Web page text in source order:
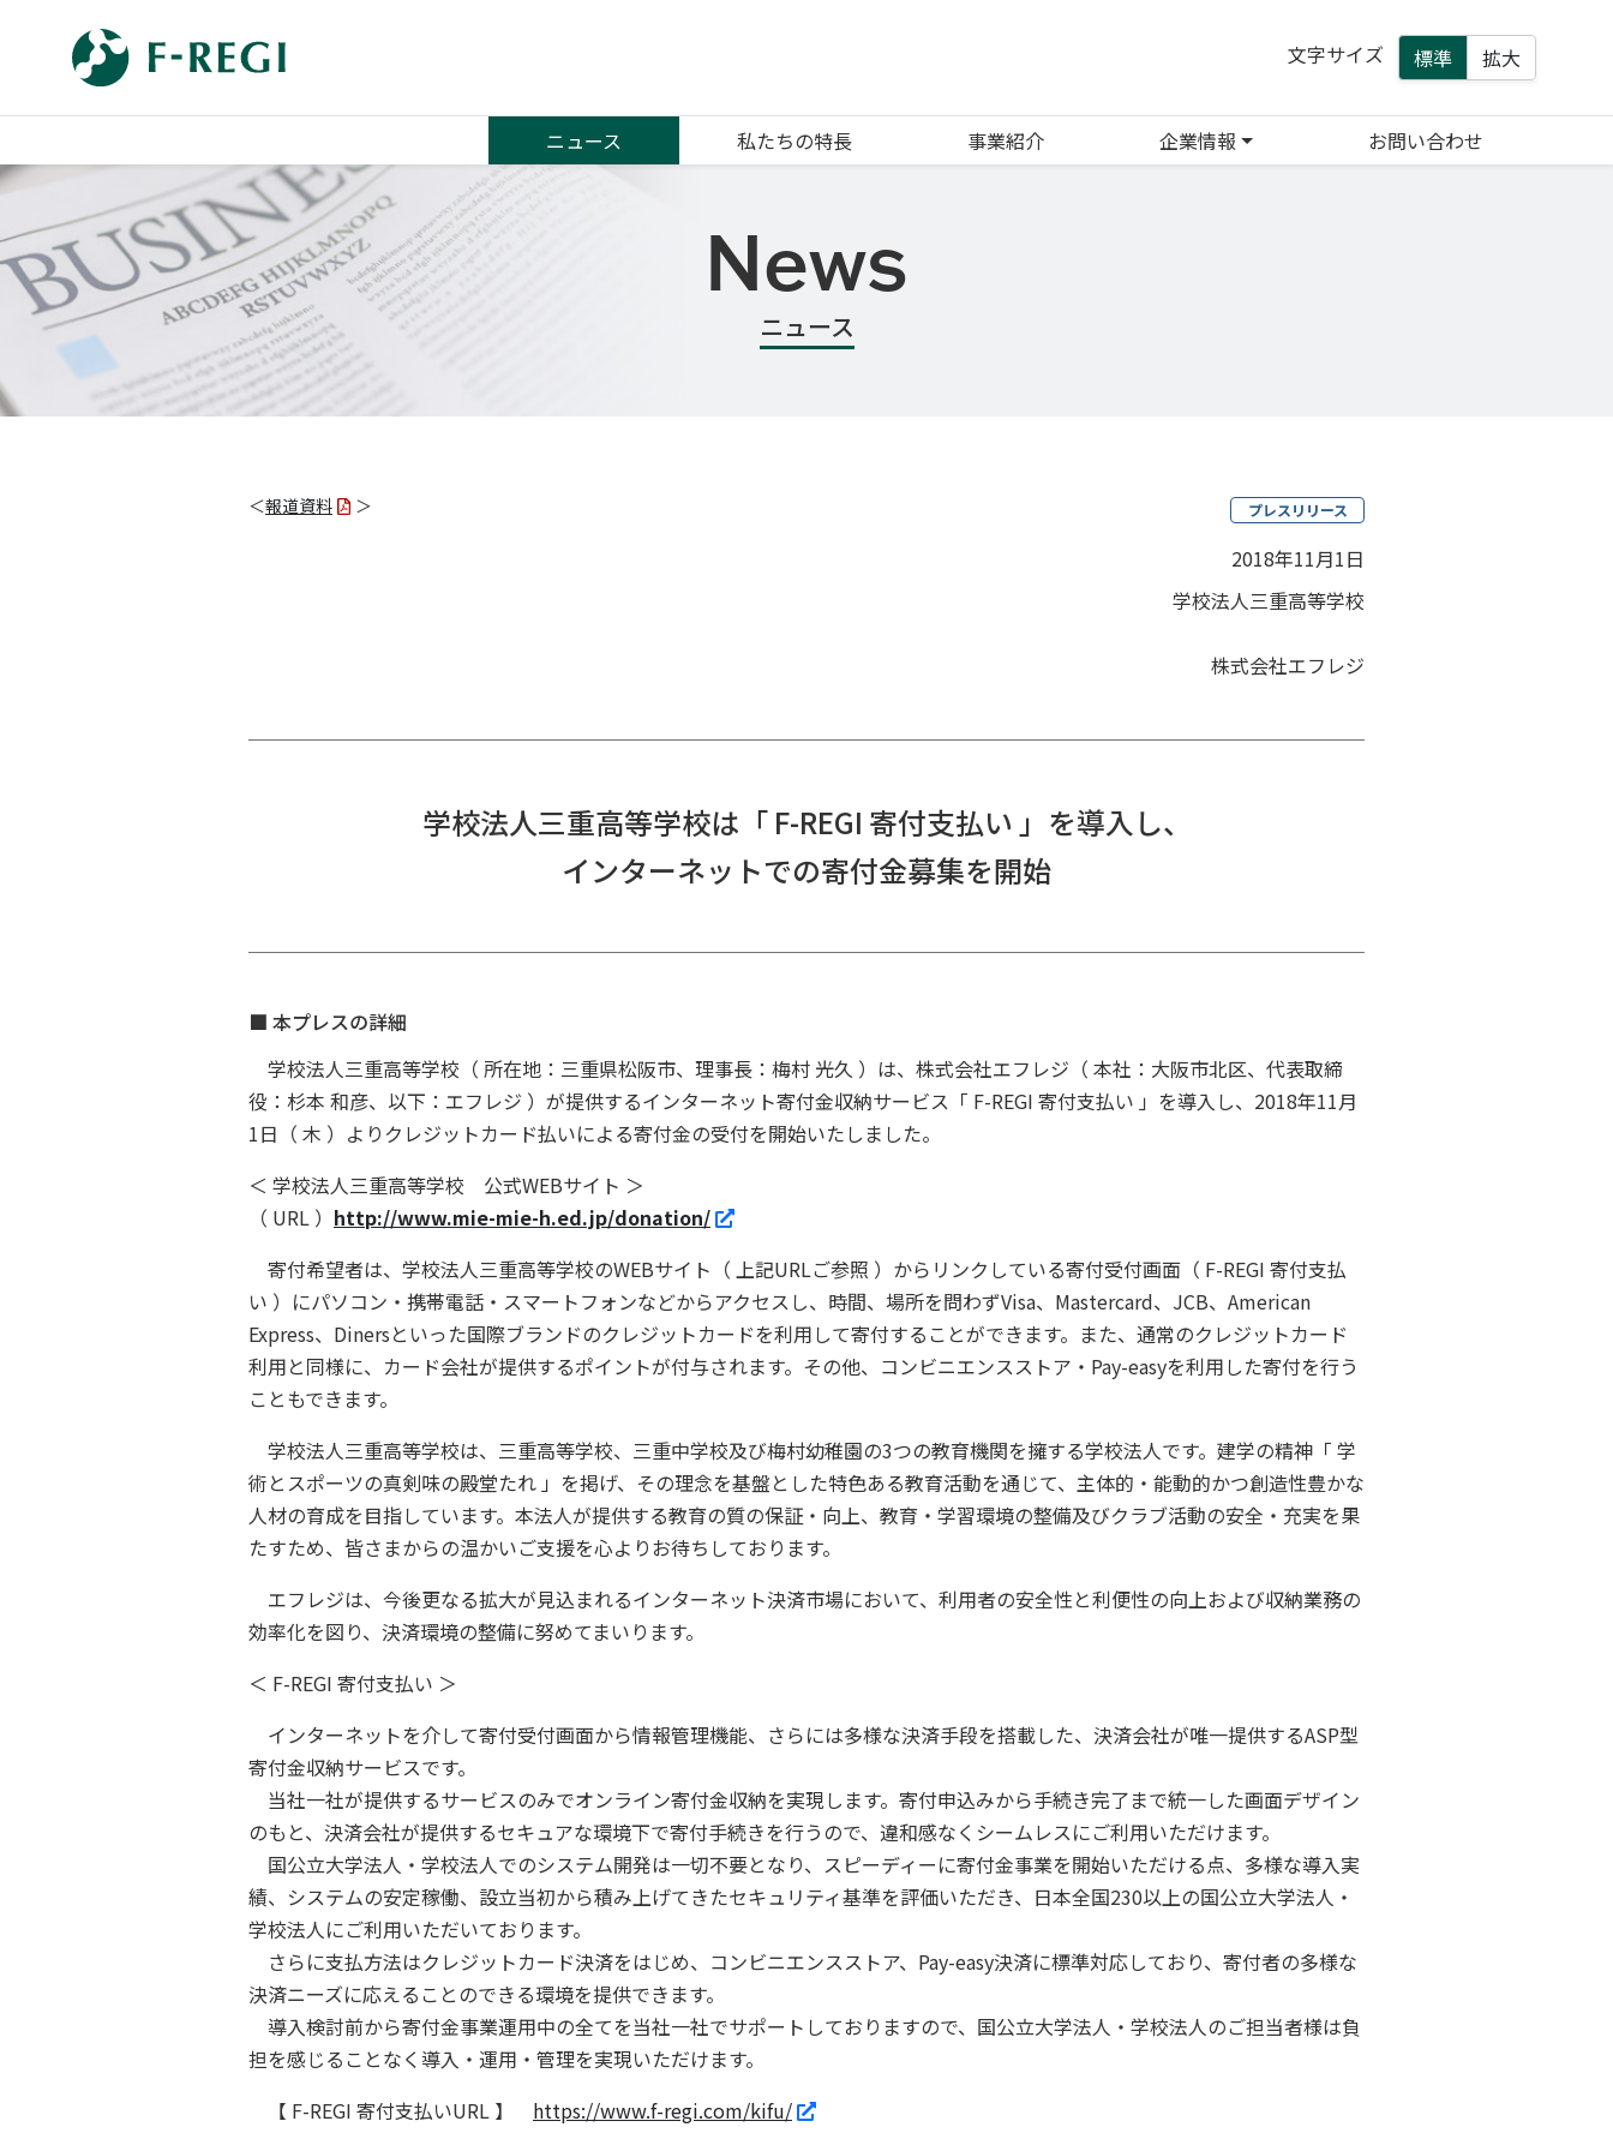
文字サイズ 標準 拡大
ニュース 私たちの特長 事業紹介 企業情報 お問い合わせ
News
ニュース
＜報道資料 ＞ プレスリリース
2018年11月1日
学校法人三重高等学校
株式会社エフレジ
学校法人三重高等学校は「 F-REGI 寄付支払い 」を導入し、
インターネットでの寄付金募集を開始
■ 本プレスの詳細
学校法人三重高等学校（ 所在地：三重県松阪市、理事長：梅村 光久 ）は、株式会社エフレジ（ 本社：大阪市北区、代表取締
役：杉本 和彦、以下：エフレジ ）が提供するインターネット寄付金収納サービス「 F-REGI 寄付支払い 」を導入し、2018年11月
1日（ 木 ）よりクレジットカード払いによる寄付金の受付を開始いたしました。
＜ 学校法人三重高等学校 公式WEBサイト ＞
（ URL ） http://www.mie-mie-h.ed.jp/donation/
寄付希望者は、学校法人三重高等学校のWEBサイト（ 上記URLご参照 ）からリンクしている寄付受付画面（ F-REGI 寄付支払
い ）にパソコン・携帯電話・スマートフォンなどからアクセスし、時間、場所を問わずVisa、Mastercard、JCB、American
Express、Dinersといった国際ブランドのクレジットカードを利用して寄付することができます。また、通常のクレジットカード
利用と同様に、カード会社が提供するポイントが付与されます。その他、コンビニエンスストア・Pay-easyを利用した寄付を行う
こともできます。
学校法人三重高等学校は、三重高等学校、三重中学校及び梅村幼稚園の3つの教育機関を擁する学校法人です。建学の精神「 学
術とスポーツの真剣味の殿堂たれ 」を掲げ、その理念を基盤とした特色ある教育活動を通じて、主体的・能動的かつ創造性豊かな
人材の育成を目指しています。本法人が提供する教育の質の保証・向上、教育・学習環境の整備及びクラブ活動の安全・充実を果
たすため、皆さまからの温かいご支援を心よりお待ちしております。
エフレジは、今後更なる拡大が見込まれるインターネット決済市場において、利用者の安全性と利便性の向上および収納業務の
効率化を図り、決済環境の整備に努めてまいります。
＜ F-REGI 寄付支払い ＞
インターネットを介して寄付受付画面から情報管理機能、さらには多様な決済手段を搭載した、決済会社が唯一提供するASP型
寄付金収納サービスです。
当社一社が提供するサービスのみでオンライン寄付金収納を実現します。寄付申込みから手続き完了まで統一した画面デザイン
のもと、決済会社が提供するセキュアな環境下で寄付手続きを行うので、違和感なくシームレスにご利用いただけます。
国公立大学法人・学校法人でのシステム開発は一切不要となり、スピーディーに寄付金事業を開始いただける点、多様な導入実
績、システムの安定稼働、設立当初から積み上げてきたセキュリティ基準を評価いただき、日本全国230以上の国公立大学法人・
学校法人にご利用いただいております。
さらに支払方法はクレジットカード決済をはじめ、コンビニエンスストア、Pay-easy決済に標準対応しており、寄付者の多様な
決済ニーズに応えることのできる環境を提供できます。
導入検討前から寄付金事業運用中の全てを当社一社でサポートしておりますので、国公立大学法人・学校法人のご担当者様は負
担を感じることなく導入・運用・管理を実現いただけます。
【 F-REGI 寄付支払いURL 】 https://www.f-regi.com/kifu/